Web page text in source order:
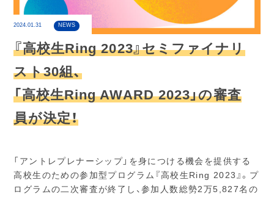
2024.01.31 NEWS
『高校生Ring 2023』セミファイナリ
スト30組、
「高校生Ring AWARD 2023」の審査
員が決定！
「アントレプレナーシップ」を身につける機会を提供する
高校生のための参加型プログラム『高校生Ring 2023』。プ
ログラムの二次審査が終了し、参加人数総勢2万5,827名の